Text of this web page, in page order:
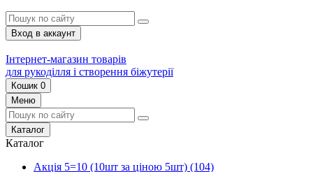
Вход в аккаунт
Інтернет-магазин товарів
для рукоділля і створення біжутерії
Кошик 0
Меню
Каталог
Каталог
Акція 5=10 (10шт за ціною 5шт) (104)